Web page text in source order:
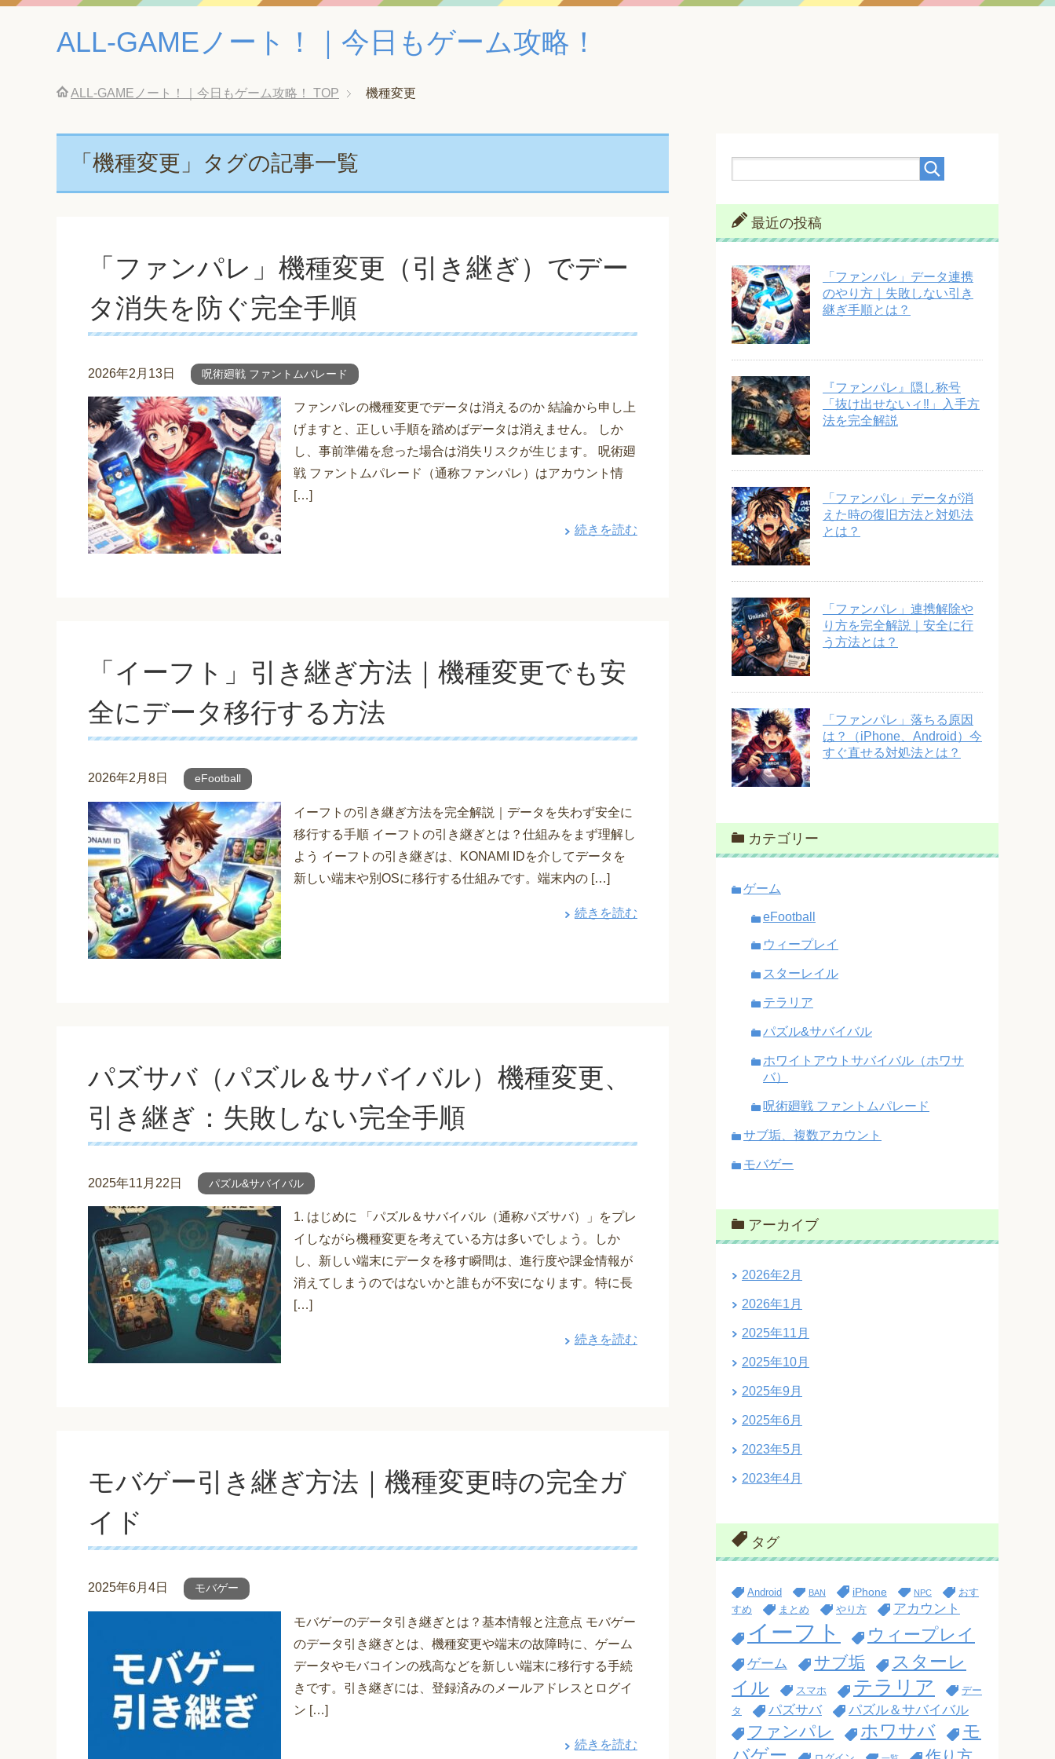
ALL-GAMEノート！｜今日もゲーム攻略！
ALL-GAMEノート！｜今日もゲーム攻略！ TOP 機種変更
「機種変更」タグの記事一覧
「ファンパレ」機種変更（引き継ぎ）でデー
タ消失を防ぐ完全手順
2026年2月13日 呪術廻戦 ファントムパレード
ファンパレの機種変更でデータは消えるのか 結論から申し上
げますと、正しい手順を踏めばデータは消えません。 しか
し、事前準備を怠った場合は消失リスクが生じます。 呪術廻
戦 ファントムパレード（通称ファンパレ）はアカウント情
[…]
続きを読む
「イーフト」引き継ぎ方法｜機種変更でも安
全にデータ移行する方法
2026年2月8日 eFootball
イーフトの引き継ぎ方法を完全解説｜データを失わず安全に
移行する手順 イーフトの引き継ぎとは？仕組みをまず理解し
よう イーフトの引き継ぎは、KONAMI IDを介してデータを
新しい端末や別OSに移行する仕組みです。端末内の […]
続きを読む
パズサバ（パズル＆サバイバル）機種変更、
引き継ぎ：失敗しない完全手順
2025年11月22日 パズル&サバイバル
1. はじめに 「パズル＆サバイバル（通称パズサバ）」をプレ
イしながら機種変更を考えている方は多いでしょう。しか
し、新しい端末にデータを移す瞬間は、進行度や課金情報が
消えてしまうのではないかと誰もが不安になります。特に長
[…]
続きを読む
モバゲー引き継ぎ方法｜機種変更時の完全ガ
イド
2025年6月4日 モバゲー
モバゲーのデータ引き継ぎとは？基本情報と注意点 モバゲー
のデータ引き継ぎとは、機種変更や端末の故障時に、ゲーム
データやモバコインの残高などを新しい端末に移行する手続
きです。引き継ぎには、登録済みのメールアドレスとログイ
ン […]
続きを読む
最近の投稿
「ファンパレ」データ連携
のやり方｜失敗しない引き
継ぎ手順とは？
『ファンパレ』隠し称号
「抜け出せないィ‼︎」入手方
法を完全解説
「ファンパレ」データが消
えた時の復旧方法と対処法
とは？
「ファンパレ」連携解除や
り方を完全解説｜安全に行
う方法とは？
「ファンパレ」落ちる原因
は？（iPhone、Android）今
すぐ直せる対処法とは？
カテゴリー
ゲーム
eFootball
ウィープレイ
スターレイル
テラリア
パズル&サバイバル
ホワイトアウトサバイバル（ホワサ
バ）
呪術廻戦 ファントムパレード
サブ垢、複数アカウント
モバゲー
アーカイブ
2026年2月
2026年1月
2025年11月
2025年10月
2025年9月
2025年6月
2023年5月
2023年4月
タグ
Android BAN iPhone NPC
おす
すめ
まとめ やり方 アカウント
イーフト ウィープレイ
ゲーム サブ垢
スターレ
イル
スマホ テラリア
デー
タ
パズサバ パズル＆サバイバル
ファンパレ ホワサバ
モ